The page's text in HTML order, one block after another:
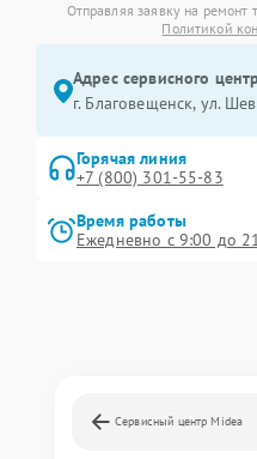
Отправляя заявку на ремонт
Политикой
Адрес сервисного
г. Благовещенск, ул.
Горячая линия
+7 (800) 301-55-83
Время работы
Ежедневно с 9:00 до
Сервисный центр Midea